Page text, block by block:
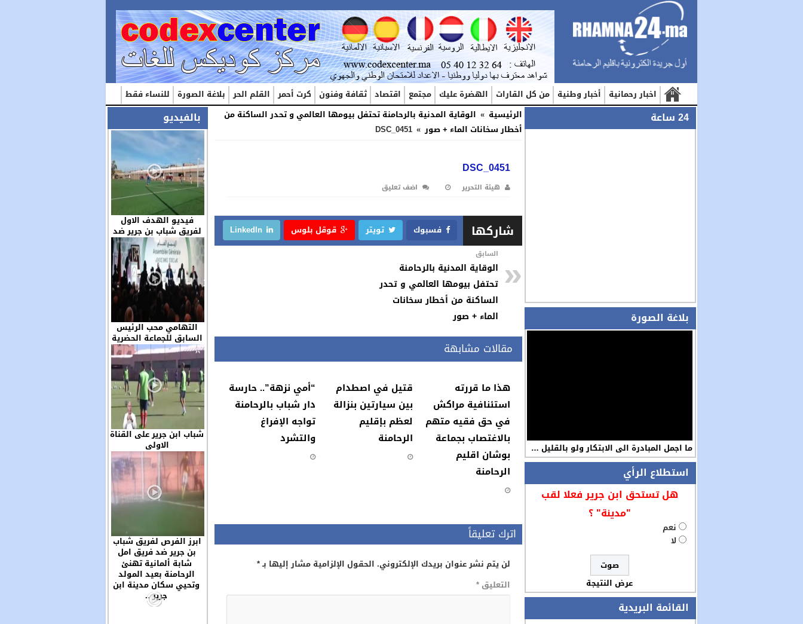
اخبار رحمانية أخبار وطنية من كل القارات الهضرة عليك مجتمع اقتصاد ثقافة وفنون كرت أحمر القلم الحر بلاغة الصورة للنساء فقط
بالفيديو
فيديو الهدف الاول
لفريق شباب بن جرير ضد
مولودية العيون بكاميرا
الزميل عز الدين …
التهامي محب الرئيس
السابق للجماعة الحضرية
ابن جرير حاضر في الجمع
العام للجمعية المغربية
لرؤساء الجماعات الترابية
شباب ابن جرير على القناة
الاولى
ابرز الفرص لفريق شباب
بن جرير ضد فريق امل
سوق السبت والحظ لعب
دورا مهما في خروج
الفريقين بنتيجة التعادل
السلبي
شابة ألمانية تهنئ
الرحامنة بعيد المولد
وتحيي سكان مدينة ابن
جرير ..
24 ساعة
بلاغة الصورة
ما اجمل المبادرة الى الابتكار ولو بالقليل …
استطلاع الرأي
هل تستحق ابن جرير فعلا لقب
"مدينة" ؟
نعم
لا
عرض النتيجة
القائمة البريدية
الرئيسية » الوقاية المدنية بالرحامنة تحتفل بيومها العالمي و تحدر الساكنة من
أخطار سخانات الماء + صور »
DSC_0451
DSC_0451
هيئة التحرير اضف تعليق
شاركها فسبوك تويتر قوقل بلوس LinkedIn
السابق
الوقاية المدنية بالرحامنة
تحتفل بيومها العالمي و تحدر
الساكنة من أخطار سخانات
الماء + صور
مقالات مشابهة
هذا ما قررته
استئنافية مراكش
في حق فقيه متهم
بالاغتصاب بجماعة
بوشان اقليم
الرحامنة
قتيل في اصطدام
بين سيارتين بنزالة
لعظم بإقليم
الرحامنة
“أمي نزهة”.. حارسة
دار شباب بالرحامنة
تواجه الإفراغ
والتشرد
اترك تعليقاً
لن يتم نشر عنوان بريدك الإلكتروني. الحقول الإلزامية مشار إليها بـ*
التعليق*